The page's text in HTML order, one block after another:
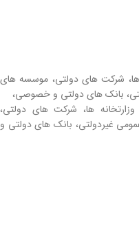
­ها، شرکت­ های دولتی، موسسه ­های
بانک ­های دولتی و خصوصی،
ها، شرکت­ های دولتی،
غیردولتی، بانک­ های دولتی و